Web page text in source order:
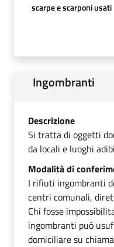
scarpe e scarponi usati
Ingombranti
Descrizione
Si tratta di oggetti
da locali e luoghi
Modalità di
I rifiuti ingombranti
centri comunali,
Chi fosse
ingombranti può
domiciliare su